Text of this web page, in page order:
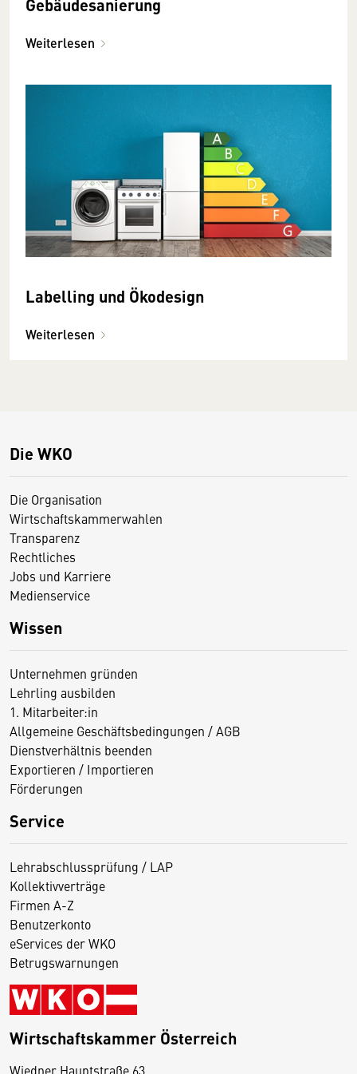
Gebäudesanierung
Weiterlesen
Labelling und Ökodesign
Weiterlesen
Die WKO
Die Organisation
Wirtschaftskammerwahlen
Transparenz
Rechtliches
Jobs und Karriere
Medienservice
Wissen
Unternehmen gründen
Lehrling ausbilden
1. Mitarbeiter:in
Allgemeine Geschäftsbedingungen / AGB
Dienstverhältnis beenden
Exportieren / Importieren
Förderungen
Service
Lehrabschlussprüfung / LAP
Kollektivverträge
Firmen A-Z
Benutzerkonto
eServices der WKO
Betrugswarnungen
Wirtschaftskammer Österreich
Wiedner Hauptstraße 63